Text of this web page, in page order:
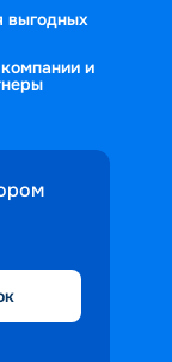
выгодных
и